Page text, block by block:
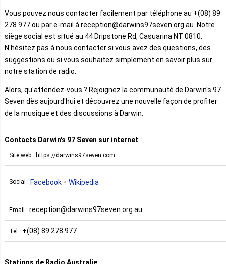
Vous pouvez nous contacter facilement par téléphone au +(08) 89
278 977 ou par e-mail à reception@darwins97seven.org.au. Notre
siège social est situé au 44 Dripstone Rd, Casuarina NT 0810.
N'hésitez pas à nous contacter si vous avez des questions, des
suggestions ou si vous souhaitez simplement en savoir plus sur
notre station de radio.
Alors, qu'attendez-vous ? Rejoignez la communauté de Darwin's 97
Seven dès aujourd'hui et découvrez une nouvelle façon de profiter
de la musique et des discussions à Darwin.
Contacts Darwin's 97 Seven sur internet
Site web : https://darwins97seven.com
Social : Facebook Wikipedia
Email : reception@darwins97seven.org.au
Tel : +(08) 89 278 977
Stations de Radio Australie